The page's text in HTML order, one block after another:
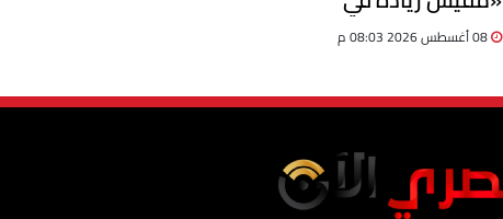
08 أغسطس 2026 08:03 م